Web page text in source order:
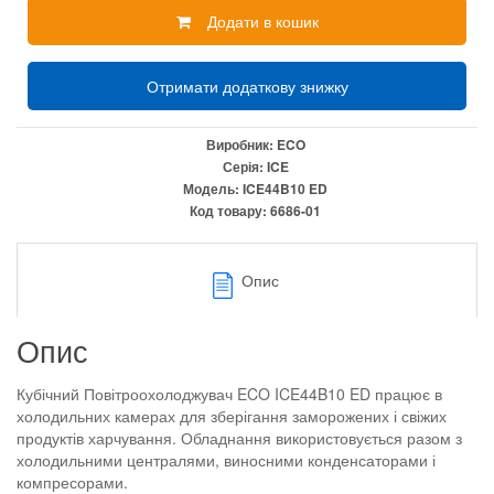
Додати в кошик
Отримати додаткову знижку
Виробник: ECO
Серія: ICE
Модель: ICE44B10 ED
Код товару: 6686-01
Опис
Опис
Кубічний Повітроохолоджувач ECO ICE44B10 ED працює в
холодильних камерах для зберігання заморожених і свіжих
продуктів харчування. Обладнання використовується разом з
холодильними централями, виносними конденсаторами і
компресорами.